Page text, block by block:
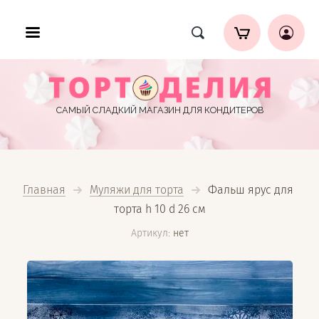
САМЫЙ СЛАДКИЙ МАГАЗИН ДЛЯ КОНДИТЕРОВ
Главная Муляжи для торта
  Фальш ярус для
торта h 10 d 26 см
Артикул: нет